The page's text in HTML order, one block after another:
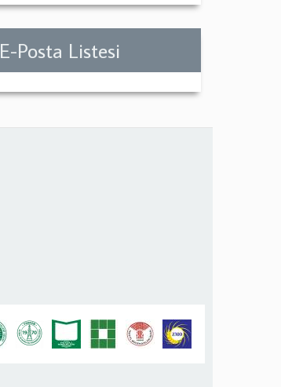
E-Posta Listesi